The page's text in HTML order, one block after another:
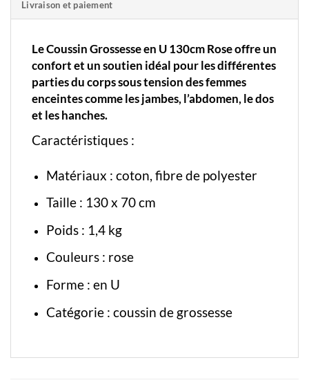
Livraison et paiement
Le Coussin Grossesse en U 130cm Rose offre un
confort et un soutien idéal pour les différentes
parties du corps sous tension des femmes
enceintes comme les jambes, l’abdomen, le dos
et les hanches.
Caractéristiques :
Matériaux : coton, fibre de polyester
Taille : 130 x 70 cm
Poids : 1,4 kg
Couleurs : rose
Forme : en U
Catégorie : coussin de grossesse